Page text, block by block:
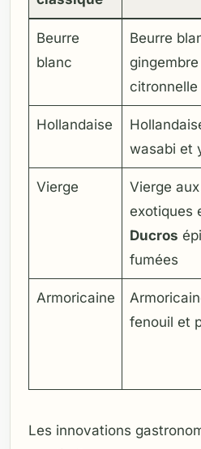
Beurre
blanc
Beurre
citronnelle
Hollandaise
wasabi et
Vierge
Vierge
exotiques
Ducros
fumées
Armoricaine
fenouil et
Les innovations